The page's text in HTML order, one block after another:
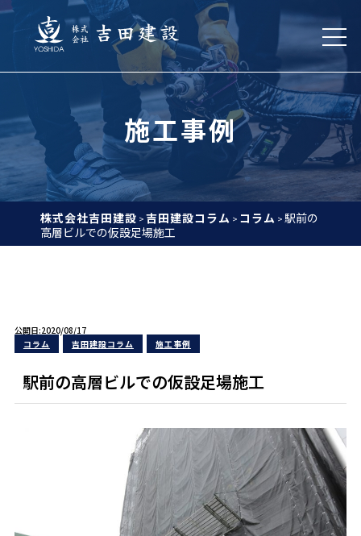
施工事例
株式会社吉田建設 > 吉田建設コラム > コラム > 駅前の
高層ビルでの仮設足場施工
公開日:2020/08/17
コラム
吉田建設コラム 施工事例
駅前の高層ビルでの仮設足場施工